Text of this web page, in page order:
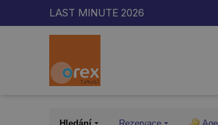
LAST MINUTE 2026